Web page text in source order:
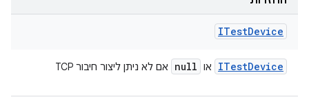
ITestDevice
ITestDevice או null אם לא ניתן ליצור חיבור TCP